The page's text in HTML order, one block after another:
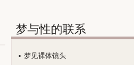
梦与性的联系
梦见裸体镜头